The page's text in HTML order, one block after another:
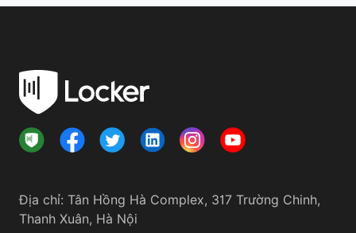
Địa chỉ: Tân Hồng Hà Complex, 317 Trường Chinh,
Thanh Xuân, Hà Nội